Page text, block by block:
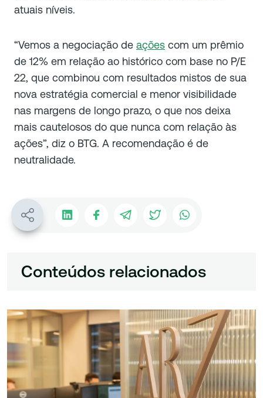
atuais níveis.
“Vemos a negociação de ações com um prêmio
de 12% em relação ao histórico com base no P/E
22, que combinou com resultados mistos de sua
nova estratégia comercial e menor visibilidade
nas margens de longo prazo, o que nos deixa
mais cautelosos do que nunca com relação às
ações”, diz o BTG. A recomendação é de
neutralidade.
Conteúdos relacionados